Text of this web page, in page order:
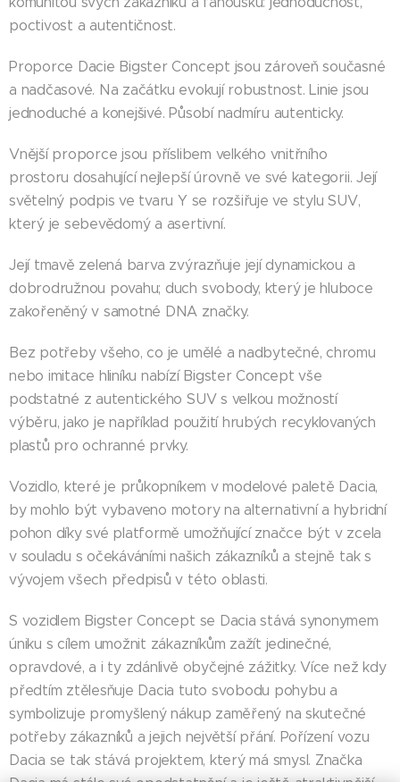
poctivost a autentičnost.
Proporce Dacie Bigster Concept jsou zároveň současné
a nadčasové. Na začátku evokují robustnost. Linie jsou
jednoduché a konejšivé. Působí nadmíru autenticky.
Vnější proporce jsou příslibem velkého vnitřního
prostoru dosahující nejlepší úrovně ve své kategorii. Její
světelný podpis ve tvaru Y se rozšiřuje ve stylu SUV,
který je sebevědomý a asertivní.
Její tmavě zelená barva zvýrazňuje její dynamickou a
dobrodružnou povahu; duch svobody, který je hluboce
zakořeněný v samotné DNA značky.
Bez potřeby všeho, co je umělé a nadbytečné, chromu
nebo imitace hliníku nabízí Bigster Concept vše
podstatné z autentického SUV s velkou možností
výběru, jako je například použití hrubých recyklovaných
plastů pro ochranné prvky.
Vozidlo, které je průkopníkem v modelové paletě Dacia,
by mohlo být vybaveno motory na alternativní a hybridní
pohon díky své platformě umožňující značce být v zcela
v souladu s očekáváními našich zákazníků a stejně tak s
vývojem všech předpisů v této oblasti.
S vozidlem Bigster Concept se Dacia stává synonymem
úniku s cílem umožnit zákazníkům zažít jedinečné,
opravdové, a i ty zdánlivě obyčejné zážitky. Více než kdy
předtím ztělesňuje Dacia tuto svobodu pohybu a
symbolizuje promyšlený nákup zaměřený na skutečné
potřeby zákazníků a jejich největší přání. Pořízení vozu
Dacia se tak stává projektem, který má smysl. Značka